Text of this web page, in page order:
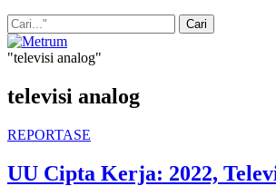
"televisi analog"
televisi analog
REPORTASE
UU Cipta Kerja: 2022,